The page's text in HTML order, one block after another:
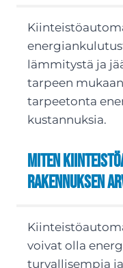
lämmitystä ja
tarpeen
tarpeetonta
kustannuksia.
Miten
rakennuksen
voivat olla
turvallisempia